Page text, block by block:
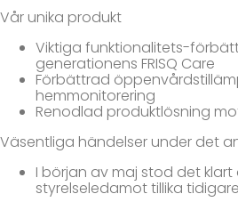
Vår unika produkt
Viktiga funktionalitets-
generationens FRISQ Care
Förbättrad
hemmonitorering
Renodlad produktlösning
Väsentliga händelser under det
I början av maj stod det klart
styrelseledamot tillika